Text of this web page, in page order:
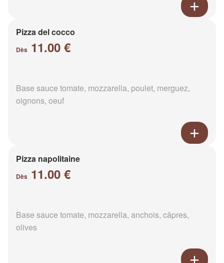
Pizza del cocco
Dès 11.00 €
Base sauce tomate, mozzarella, poulet, merguez,
oignons, oeuf
Pizza napolitaine
Dès 11.00 €
Base sauce tomate, mozzarella, anchois, câpres,
olives